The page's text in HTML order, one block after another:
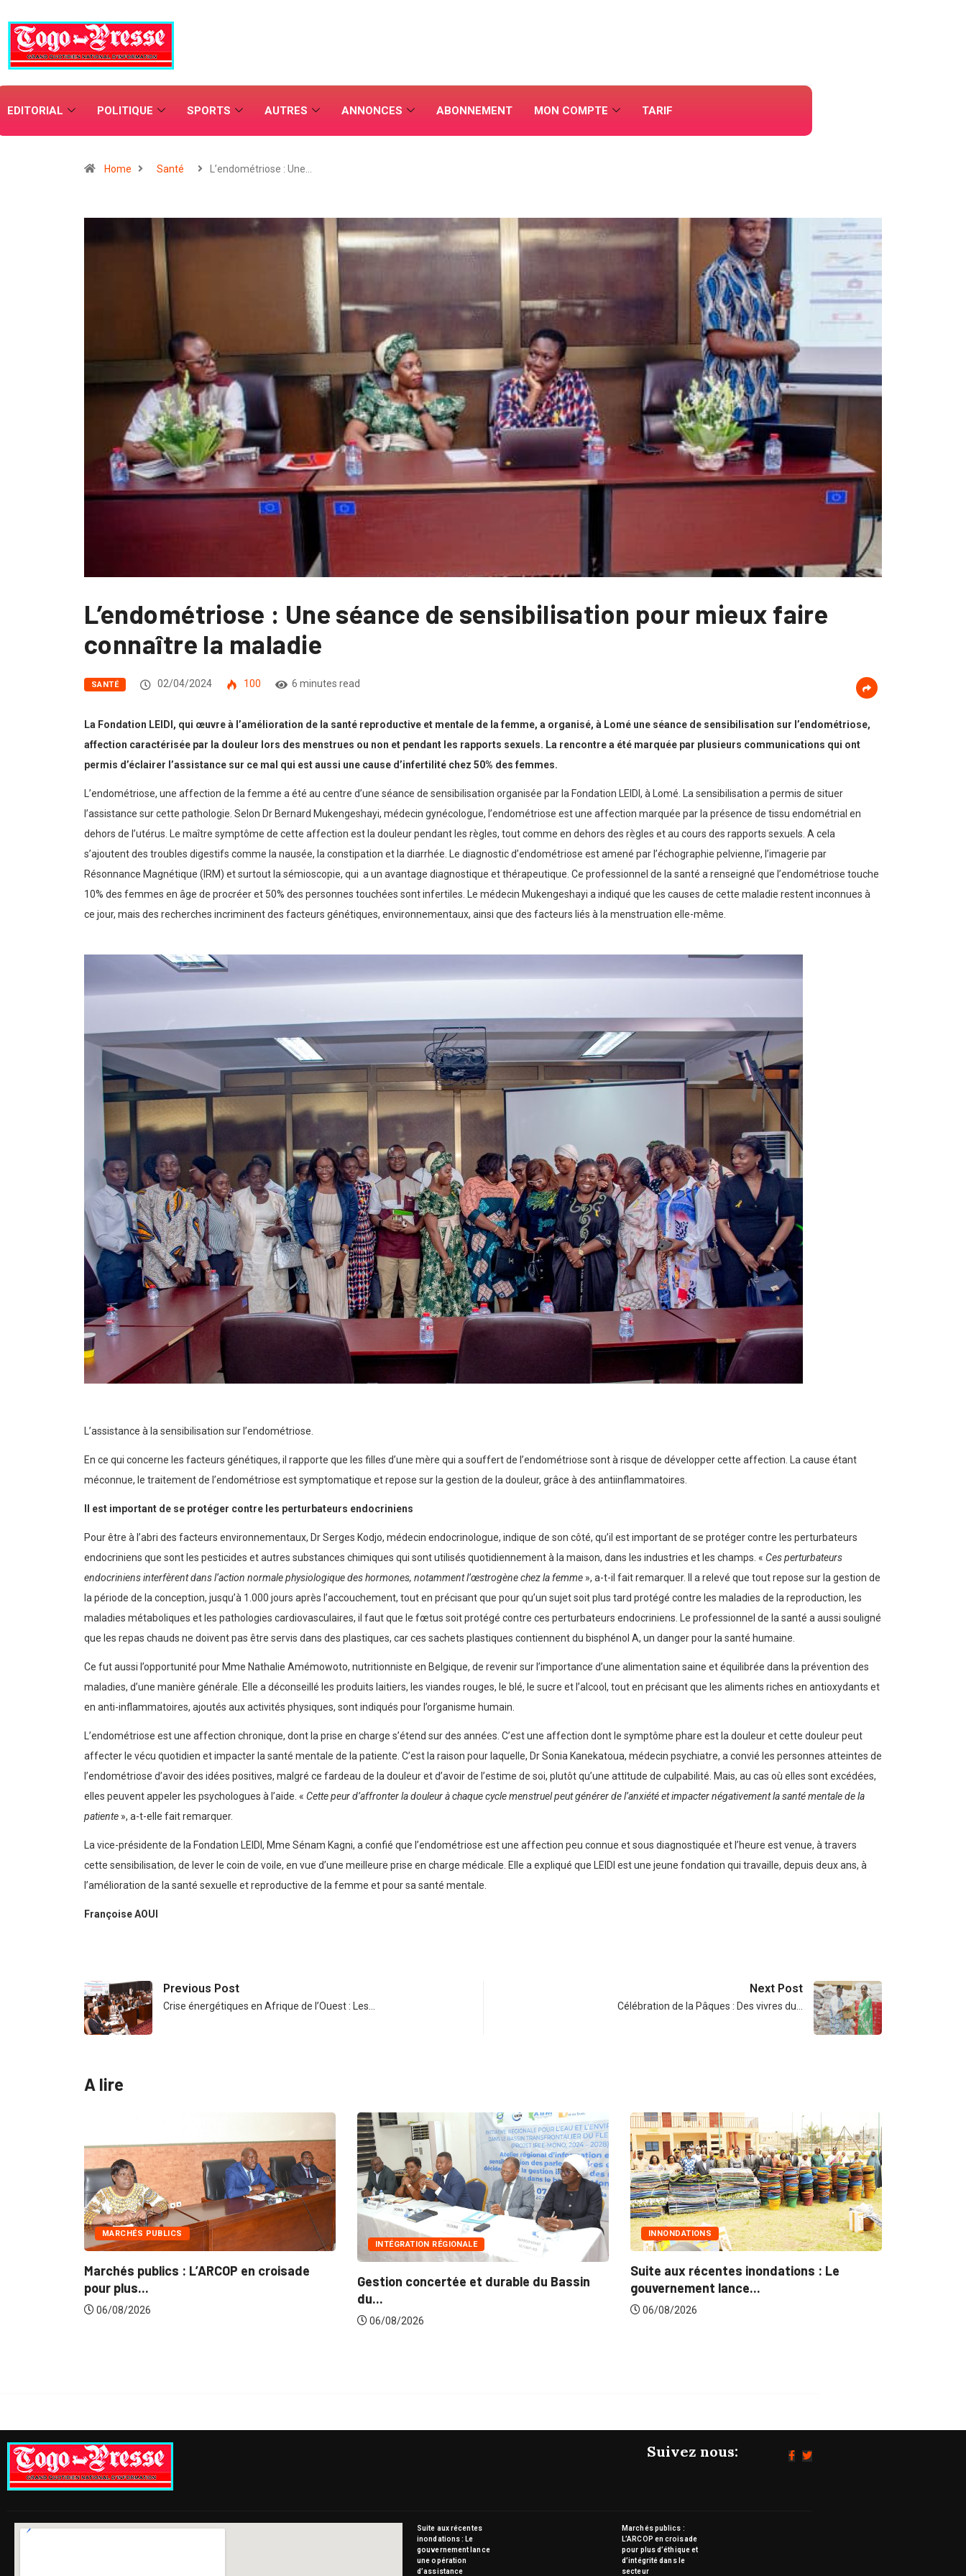
EDITORIAL POLITIQUE SPORTS AUTRES ANNONCES ABONNEMENT MON COMPTE TARIF
Home Santé L’endométriose : Une…
L’endométriose : Une séance de sensibilisation pour mieux faire
connaître la maladie
SANTÉ 02/04/2024 100 6 minutes read
La Fondation LEIDI, qui œuvre à l’amélioration de la santé reproductive et mentale de la femme, a organisé, à Lomé une séance de sensibilisation sur l’endométriose,
affection caractérisée par la douleur lors des menstrues ou non et pendant les rapports sexuels. La rencontre a été marquée par plusieurs communications qui ont
permis d’éclairer l’assistance sur ce mal qui est aussi une cause d’infertilité chez 50% des femmes.
L’endométriose, une affection de la femme a été au centre d’une séance de sensibilisation organisée par la Fondation LEIDI, à Lomé. La sensibilisation a permis de situer
l’assistance sur cette pathologie. Selon Dr Bernard Mukengeshayi, médecin gynécologue, l’endométriose est une affection marquée par la présence de tissu endométrial en
dehors de l’utérus. Le maître symptôme de cette affection est la douleur pendant les règles, tout comme en dehors des règles et au cours des rapports sexuels. A cela
s’ajoutent des troubles digestifs comme la nausée, la constipation et la diarrhée. Le diagnostic d’endométriose est amené par l’échographie pelvienne, l’imagerie par
Résonnance Magnétique (IRM) et surtout la sémioscopie, qui a un avantage diagnostique et thérapeutique. Ce professionnel de la santé a renseigné que l’endométriose touche
10% des femmes en âge de procréer et 50% des personnes touchées sont infertiles. Le médecin Mukengeshayi a indiqué que les causes de cette maladie restent inconnues à
ce jour, mais des recherches incriminent des facteurs génétiques, environnementaux, ainsi que des facteurs liés à la menstruation elle-même.
L’assistance à la sensibilisation sur l’endométriose.
En ce qui concerne les facteurs génétiques, il rapporte que les filles d’une mère qui a souffert de l’endométriose sont à risque de développer cette affection. La cause étant
méconnue, le traitement de l’endométriose est symptomatique et repose sur la gestion de la douleur, grâce à des antiinflammatoires.
Il est important de se protéger contre les perturbateurs endocriniens
Pour être à l’abri des facteurs environnementaux, Dr Serges Kodjo, médecin endocrinologue, indique de son côté, qu’il est important de se protéger contre les perturbateurs
endocriniens que sont les pesticides et autres substances chimiques qui sont utilisés quotidiennement à la maison, dans les industries et les champs. « Ces perturbateurs
endocriniens interfèrent dans l’action normale physiologique des hormones, notamment l’œstrogène chez la femme », a-t-il fait remarquer. Il a relevé que tout repose sur la gestion de
la période de la conception, jusqu’à 1.000 jours après l’accouchement, tout en précisant que pour qu’un sujet soit plus tard protégé contre les maladies de la reproduction, les
maladies métaboliques et les pathologies cardiovasculaires, il faut que le fœtus soit protégé contre ces perturbateurs endocriniens. Le professionnel de la santé a aussi souligné
que les repas chauds ne doivent pas être servis dans des plastiques, car ces sachets plastiques contiennent du bisphénol A, un danger pour la santé humaine.
Ce fut aussi l’opportunité pour Mme Nathalie Amémowoto, nutritionniste en Belgique, de revenir sur l’importance d’une alimentation saine et équilibrée dans la prévention des
maladies, d’une manière générale. Elle a déconseillé les produits laitiers, les viandes rouges, le blé, le sucre et l’alcool, tout en précisant que les aliments riches en antioxydants et
en anti-inflammatoires, ajoutés aux activités physiques, sont indiqués pour l’organisme humain.
L’endométriose est une affection chronique, dont la prise en charge s’étend sur des années. C’est une affection dont le symptôme phare est la douleur et cette douleur peut
affecter le vécu quotidien et impacter la santé mentale de la patiente. C’est la raison pour laquelle, Dr Sonia Kanekatoua, médecin psychiatre, a convié les personnes atteintes de
l’endométriose d’avoir des idées positives, malgré ce fardeau de la douleur et d’avoir de l’estime de soi, plutôt qu’une attitude de culpabilité. Mais, au cas où elles sont excédées,
elles peuvent appeler les psychologues à l’aide. « Cette peur d’affronter la douleur à chaque cycle menstruel peut générer de l’anxiété et impacter négativement la santé mentale de la
patiente », a-t-elle fait remarquer.
La vice-présidente de la Fondation LEIDI, Mme Sénam Kagni, a confié que l’endométriose est une affection peu connue et sous diagnostiquée et l’heure est venue, à travers
cette sensibilisation, de lever le coin de voile, en vue d’une meilleure prise en charge médicale. Elle a expliqué que LEIDI est une jeune fondation qui travaille, depuis deux ans, à
l’amélioration de la santé sexuelle et reproductive de la femme et pour sa santé mentale.
Françoise AOUI
Previous Post
Crise énergétiques en Afrique de l’Ouest : Les…
Next Post
Célébration de la Pâques : Des vivres du…
A lire
en croisade
INTÉGRATION RÉGIONALE
Gestion concertée et durable du Bassin
INNONDATIONS
Suite aux récentes inondations : Le
gouvernement lance...
MARCHÉS PUBLICS
Marchés publics : L’ARCOP en croisade
pour plus...
Suivez nous:
Suite aux récentes
inondations : Le
gouvernement lance
une opération
d’assistance
Marchés publics :
L’ARCOP en croisade
pour plus d’éthique et
d’intégrité dans le
secteur